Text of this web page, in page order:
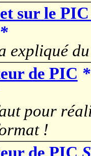
sur le
expliqué
de PIC
pour
!